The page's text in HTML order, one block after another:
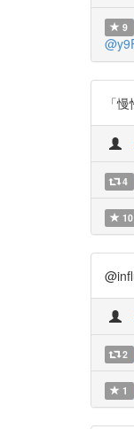
9
「
4
10
2
1